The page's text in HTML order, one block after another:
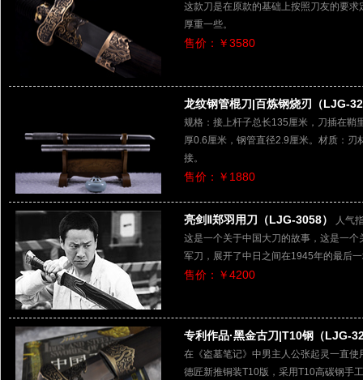
这款刀是在原款的基础上按照刀友的要
厚重一些。
售价：￥3580
龙纹钢管棍刀|百炼钢烧刃（LJG-
规格：接上杆子总长135厘米，刀插在鞘
厚0.6厘米，钢管直径2.9厘米。材质：
接。
售价：￥1880
亮剑Ⅱ郑羽用刀（LJG-3058）
人气
这是一个关于中国大刀的故事，这是一
军刀，展开了中日之间在1945年的最后
售价：￥4200
专利作品·黑金古刀|T10钢（LJG-
在《盗墓笔记》中男主人公张起灵一直
德匠新推铜装T10版，采用T10高碳钢手